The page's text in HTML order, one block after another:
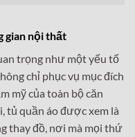
gian nội thất
trọng như một yếu tố
chỉ phục vụ mục đích
mỹ của toàn bộ căn
tủ quần áo được xem là
thay đồ, nơi mà mọi thứ